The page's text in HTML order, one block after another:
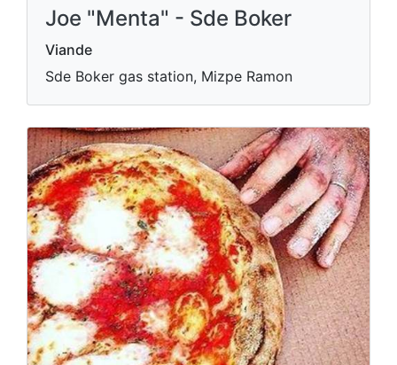
Joe "Menta" - Sde Boker
Viande
Sde Boker gas station, Mizpe Ramon